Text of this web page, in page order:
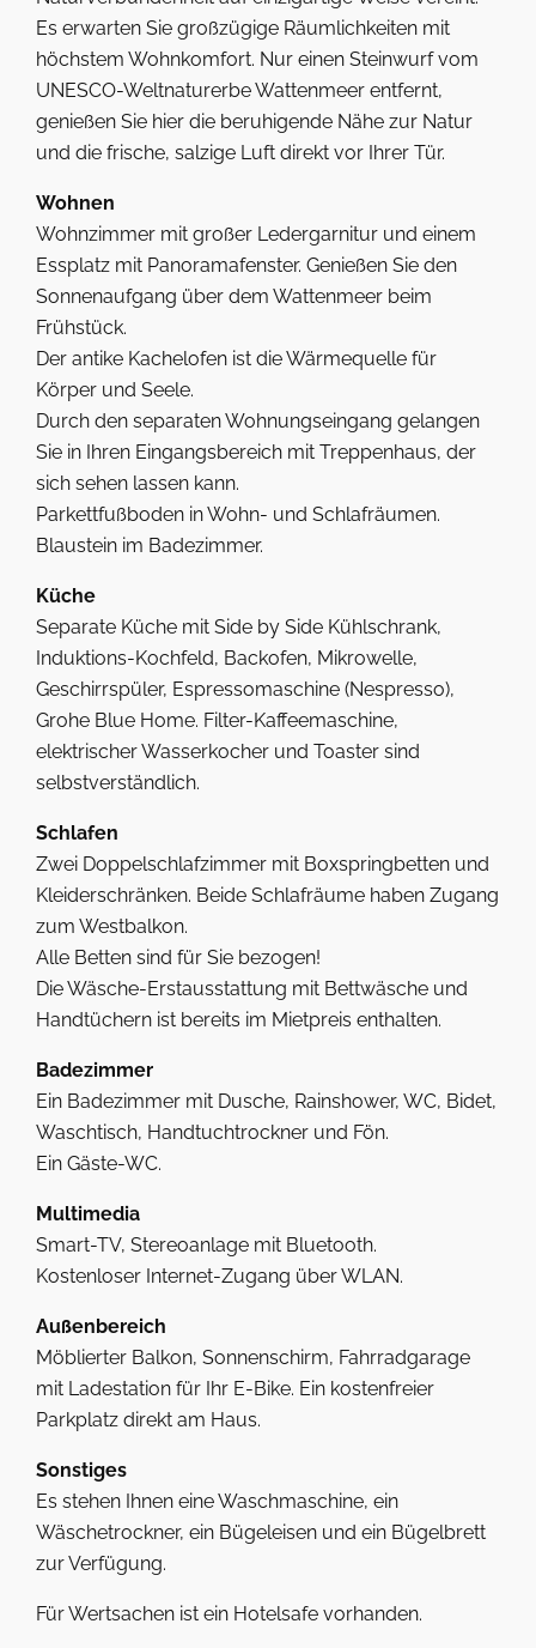
Es erwarten Sie großzügige Räumlichkeiten mit
höchstem Wohnkomfort. Nur einen Steinwurf vom
UNESCO-Weltnaturerbe Wattenmeer entfernt,
genießen Sie hier die beruhigende Nähe zur Natur
und die frische, salzige Luft direkt vor Ihrer Tür.
Wohnen
Wohnzimmer mit großer Ledergarnitur und einem
Essplatz mit Panoramafenster. Genießen Sie den
Sonnenaufgang über dem Wattenmeer beim
Frühstück.
Der antike Kachelofen ist die Wärmequelle für
Körper und Seele.
Durch den separaten Wohnungseingang gelangen
Sie in Ihren Eingangsbereich mit Treppenhaus, der
sich sehen lassen kann.
Parkettfußboden in Wohn- und Schlafräumen.
Blaustein im Badezimmer.
Küche
Separate Küche mit Side by Side Kühlschrank,
Induktions-Kochfeld, Backofen, Mikrowelle,
Geschirrspüler, Espressomaschine (Nespresso),
Grohe Blue Home. Filter-Kaffeemaschine,
elektrischer Wasserkocher und Toaster sind
selbstverständlich.
Schlafen
Zwei Doppelschlafzimmer mit Boxspringbetten und
Kleiderschränken. Beide Schlafräume haben Zugang
zum Westbalkon.
Alle Betten sind für Sie bezogen!
Die Wäsche-Erstausstattung mit Bettwäsche und
Handtüchern ist bereits im Mietpreis enthalten.
Badezimmer
Ein Badezimmer mit Dusche, Rainshower, WC, Bidet,
Waschtisch, Handtuchtrockner und Fön.
Ein Gäste-WC.
Multimedia
Smart-TV, Stereoanlage mit Bluetooth.
Kostenloser Internet-Zugang über WLAN.
Außenbereich
Möblierter Balkon, Sonnenschirm, Fahrradgarage
mit Ladestation für Ihr E-Bike. Ein kostenfreier
Parkplatz direkt am Haus.
Sonstiges
Es stehen Ihnen eine Waschmaschine, ein
Wäschetrockner, ein Bügeleisen und ein Bügelbrett
zur Verfügung.
Für Wertsachen ist ein Hotelsafe vorhanden.